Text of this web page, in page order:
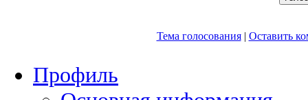
Тема голосования| Оставить
Профиль